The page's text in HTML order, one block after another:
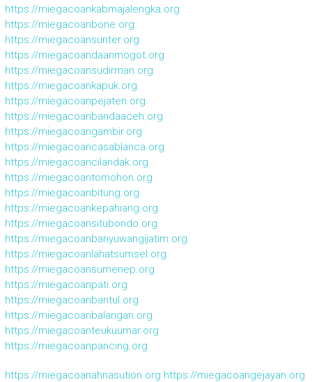
https://miegacoankabmajalengka.org
https://miegacoanbone.org
https://miegacoansunter.org
https://miegacoandaanmogot.org
https://miegacoansudirman.org
https://miegacoankapuk.org
https://miegacoanpejaten.org
https://miegacoanbandaaceh.org
https://miegacoangambir.org
https://miegacoancasablanca.org
https://miegacoancilandak.org
https://miegacoantomohon.org
https://miegacoanbitung.org
https://miegacoankepahiang.org
https://miegacoansitubondo.org
https://miegacoanbanyuwangijatim.org
https://miegacoanlahatsumsel.org
https://miegacoansumenep.org
https://miegacoanpati.org
https://miegacoanbantul.org
https://miegacoanbalangan.org
https://miegacoanteukuumar.org
https://miegacoanpancing.org
https://miegacoanahnasution.org https://miegacoangejayan.org